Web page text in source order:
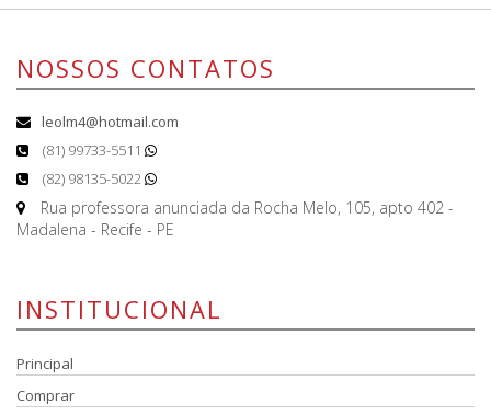
NOSSOS CONTATOS
leolm4@hotmail.com
(81) 99733-5511
(82) 98135-5022
Rua professora anunciada da Rocha Melo, 105, apto 402 -
Madalena - Recife - PE
INSTITUCIONAL
Principal
Comprar